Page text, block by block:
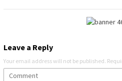
Leave a Reply
Your email address will not be published.